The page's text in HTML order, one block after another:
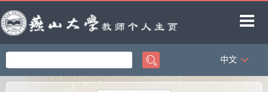
首页
科学研究
中文